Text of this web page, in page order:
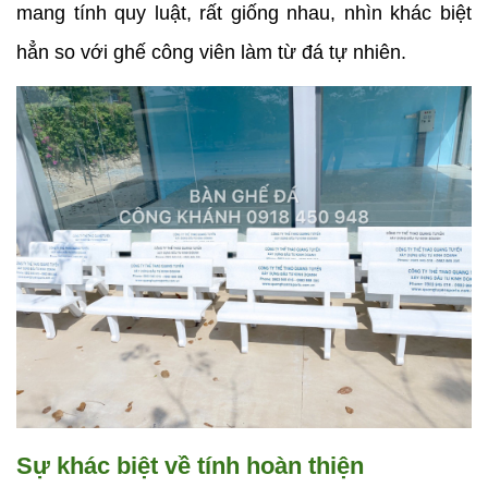
mang tính quy luật, rất giống nhau, nhìn khác biệt
hẳn so với ghế công viên làm từ đá tự nhiên.
Sự khác biệt về tính hoàn thiện